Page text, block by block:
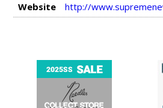
Website
http://